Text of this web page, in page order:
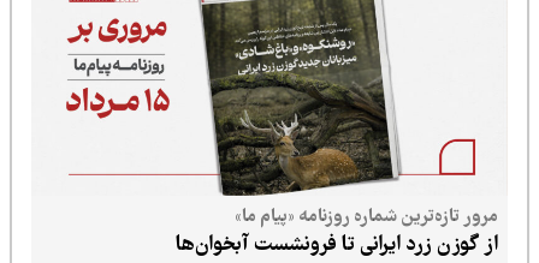
مرور تازه‌ترین شماره روزنامه «پیام ما»
از گوزن زرد ایرانی تا فرونشست آبخوان‌ها